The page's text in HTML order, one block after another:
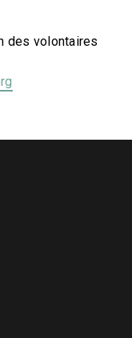
des volontaires